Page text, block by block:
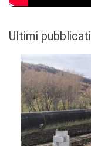
Ultimi pubblicati